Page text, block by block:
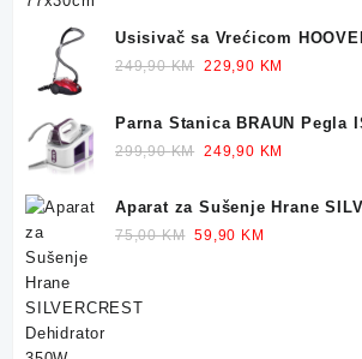
Usisivač sa Vrećicom HOOVER Telios
TE70 700W
249,90KM Original
was:
229,90 KM
is:
Parna Stanica BRAUN Pegla
299,90KM Original
was:
249,90 KM
Aparat za Sušenje Hrane
Dehidrator 350W
75,00KM Original
59,90 KM